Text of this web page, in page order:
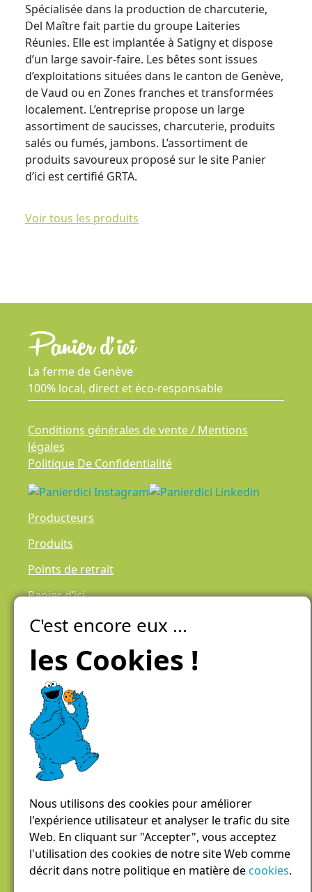
Spécialisée dans la production de charcuterie,
Del Maître fait partie du groupe Laiteries
Réunies. Elle est implantée à Satigny et dispose
d’un large savoir-faire. Les bêtes sont issues
d’exploitations situées dans le canton de Genève,
de Vaud ou en Zones franches et transformées
localement. L’entreprise propose un large
assortiment de saucisses, charcuterie, produits
salés ou fumés, jambons. L’assortiment de
produits savoureux proposé sur le site Panier
d’ici est certifié GRTA.
Voir tous les produits
La ferme de Genève
100% local, direct et éco-responsable
Conditions générales de vente / Mentions
légales
Politique De Confidentialité
Producteurs
Produits
Points de retrait
Panier d’ici
Laiteries Réunies Genève
Créer mon compte
Chemin des Aulx 6,
1228 Plan-les-Ouates
Case postale 1055
1211 Genève 26
022 884 81 81
panierdici@lrgg.ch
C'est encore eux ...
les Cookies !
Nous utilisons des cookies pour améliorer
l'expérience utilisateur et analyser le trafic du site
Web. En cliquant sur "Accepter", vous acceptez
l'utilisation des cookies de notre site Web comme
décrit dans notre politique en matière decookies.